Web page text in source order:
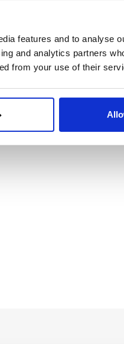
features and to analyse
and analytics partners
from your use of their
MOCHILA INFANTIL 3D